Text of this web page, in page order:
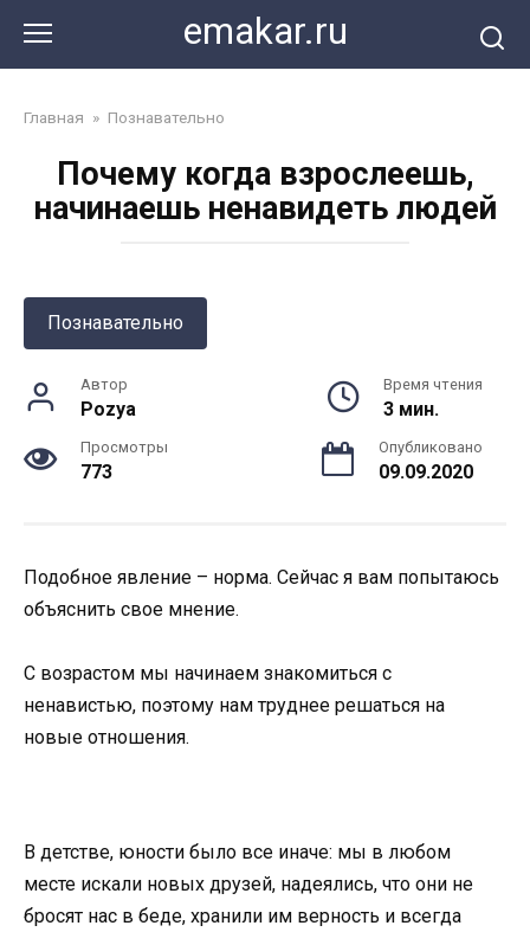
контенту
emakar.ru
Главная » Познавательно
Почему когда взрослеешь,
начинаешь ненавидеть людей
Познавательно
Автор
Pozya
Время чтения
3 мин.
Просмотры
773
Опубликовано
09.09.2020
Подобное явление – норма. Сейчас я вам попытаюсь
объяснить свое мнение.
С возрастом мы начинаем знакомиться с
ненавистью, поэтому нам труднее решаться на
новые отношения.
В детстве, юности было все иначе: мы в любом
месте искали новых друзей, надеялись, что они не
бросят нас в беде, хранили им верность и всегда